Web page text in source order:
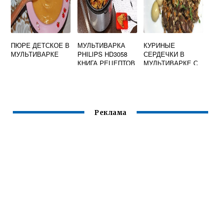
ПЮРЕ ДЕТСКОЕ В
МУЛЬТИВАРКЕ
МУЛЬТИВАРКА
PHILIPS HD3058
КНИГА РЕЦЕПТОВ
КУРИНЫЕ
СЕРДЕЧКИ В
МУЛЬТИВАРКЕ С
Реклама